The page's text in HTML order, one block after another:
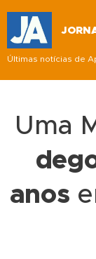
Últimas notícias de
Uma
anos